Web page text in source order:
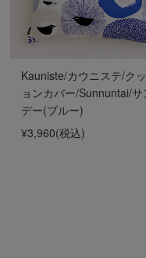
Kauniste/カウニステ/ク
ョンカバー/Sunnuntai/サ
デー(ブルー)
¥3,960(税込)